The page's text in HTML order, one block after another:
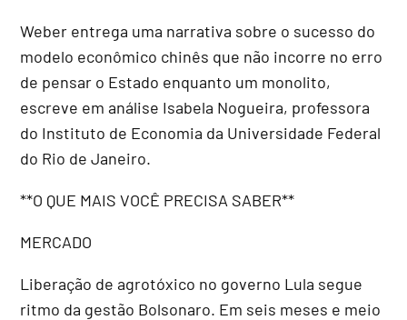
Weber entrega uma narrativa sobre o sucesso do
modelo econômico chinês que não incorre no erro
de pensar o Estado enquanto um monolito,
escreve em análise Isabela Nogueira, professora
do Instituto de Economia da Universidade Federal
do Rio de Janeiro.
**O QUE MAIS VOCÊ PRECISA SABER**
MERCADO
Liberação de agrotóxico no governo Lula segue
ritmo da gestão Bolsonaro. Em seis meses e meio